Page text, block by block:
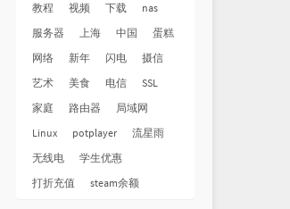
教程
视频 下载
nas
服务器
上海 中国
蛋糕
网络
新年 闪电
摄信
艺术
美食 电信
SSL
家庭
路由器
局域网
Linux
potplayer
流星雨
无线电
学生优惠
打折充值
steam余额